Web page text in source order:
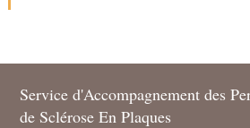
Service d'Accompagnement des
de Sclérose En Plaques